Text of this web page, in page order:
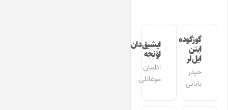
گوزگوده
ایتن
ایل‌لر
حیدر
بابایی
ایشیق‌دان
اؤنجه
ائلمان
موغانلی